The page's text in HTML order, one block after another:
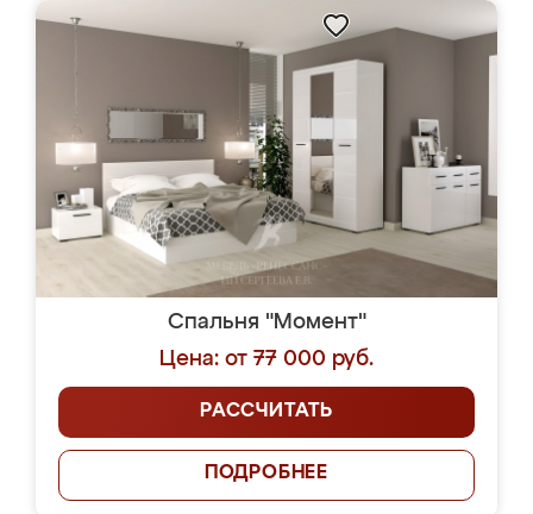
Спальня "Момент"
Цена: от 77 000 руб.
РАССЧИТАТЬ
ПОДРОБНЕЕ